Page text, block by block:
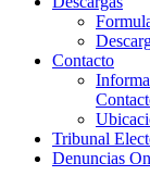
Contacto
Tribunal
Denuncias